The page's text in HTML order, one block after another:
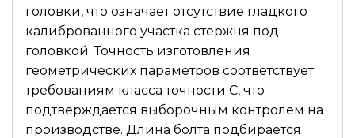
головки, что означает отсутствие гладкого
калиброванного участка стержня под
головкой. Точность изготовления
геометрических параметров соответствует
требованиям класса точности С, что
подтверждается выборочным контролем на
производстве. Длина болта подбирается